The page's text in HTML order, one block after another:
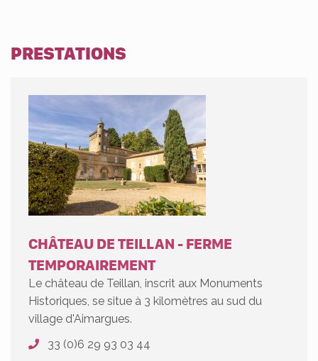
PRESTATIONS
CHÂTEAU DE TEILLAN - FERME
TEMPORAIREMENT
Le château de Teillan, inscrit aux Monuments
Historiques, se situe à 3 kilomètres au sud du
village d'Aimargues.
33 (0)6 29 93 03 44